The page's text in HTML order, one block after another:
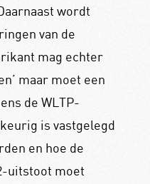
wordt
van de
mag echter
maar moet een
de WLTP-
is vastgelegd
en hoe de
uitstoot moet